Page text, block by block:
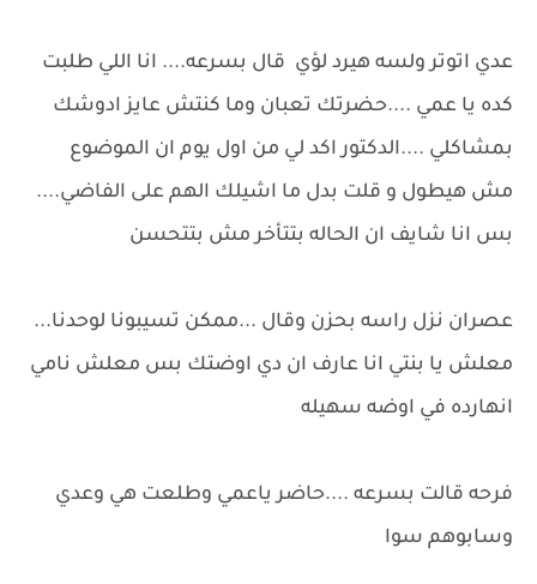
عدي اتوتر ولسه هيرد لؤي قال بسرعه.... انا اللي طلبت
كده يا عمي ....حضرتك تعبان وما كنتش عايز ادوشك
بمشاكلي ....الدكتور اكد لي من اول يوم ان الموضوع
مش هيطول و قلت بدل ما اشيلك الهم على الفاضي....
بس انا شايف ان الحاله بتتأخر مش بتتحسن
عصران نزل راسه بحزن وقال ...ممكن تسيبونا لوحدنا...
معلش يا بنتي انا عارف ان دي اوضتك بس معلش نامي
انهارده في اوضه سهيله
فرحه قالت بسرعه ....حاضر ياعمي وطلعت هي وعدي
وسابوهم سوا